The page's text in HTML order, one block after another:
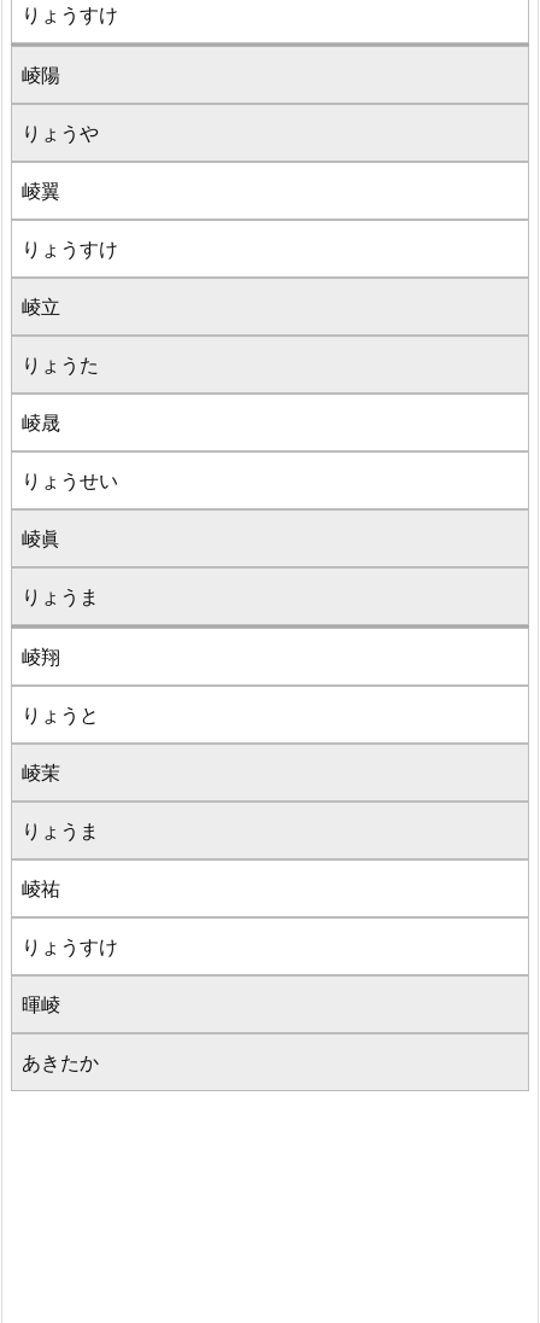
りょうすけ
崚陽
りょうや
崚翼
りょうすけ
崚立
りょうた
崚晟
りょうせい
崚眞
りょうま
崚翔
りょうと
崚茉
りょうま
崚祐
りょうすけ
暉崚
あきたか